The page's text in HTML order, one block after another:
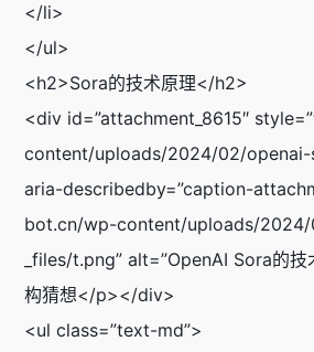
</li>
</ul>
<h2>Sora的技术原理</h2>
<div id=”attachment_8615″
content/uploads/2024/02/openai-
aria-describedby=”caption-
bot.cn/wp-content/uploads/2024/
_files/t.png” alt=”OpenAI Sora的
构猜想</p></div>
<ul class=”text-md”>